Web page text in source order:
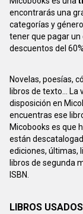
encontrarás una
categorías y
tener que pagar un
descuentos del
Novelas, poesías,
libros de texto... La
disposición en
encuentras ese
Micobooks es que
están
ediciones, últimas,
libros de segunda
ISBN.
LIBROS